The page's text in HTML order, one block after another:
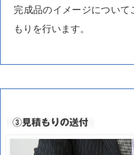
完成品のイメージについ
もりを行います。
③見積もりの送付